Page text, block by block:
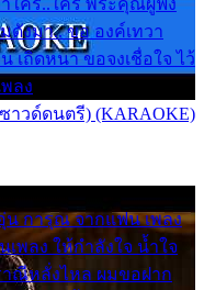
ดังมา.. ขอ องค์เทวา
ถิดหนา ขอจงเชื่อใจ ไว้
ลง
าวด์ดนตรี) (KARAOKE)
การุณ จากแฟน เพลง
พลง ให้กำลังใจ น้ำใจ
ณีหลั่งไหล ผมขอฝาก